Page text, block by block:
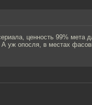
ценность 99% мета
уж опосля, в местах